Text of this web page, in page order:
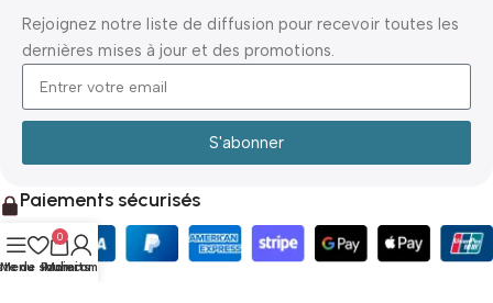
Rejoignez notre liste de diffusion pour recevoir toutes les
dernières mises à jour et des promotions.
S'abonner
Paiements sécurisés
Menude souhaits
0
Panier
Mon compte